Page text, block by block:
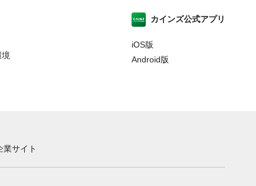
カインズ公式アプリ
iOS版
Android版
業サイト